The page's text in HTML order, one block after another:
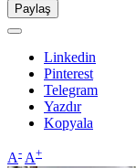
Paylaş
Linkedin
Pinterest
Telegram
Yazdır
Kopyala
A- A+